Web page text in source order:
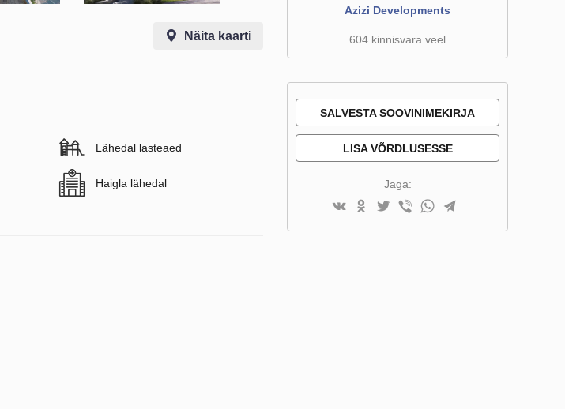
Näita kaarti
Lähedal lasteaed
Haigla lähedal
Azizi Developments
604 kinnisvara veel
SALVESTA SOOVINIMEKIRJA
LISA VÕRDLUSESSE
Jaga: